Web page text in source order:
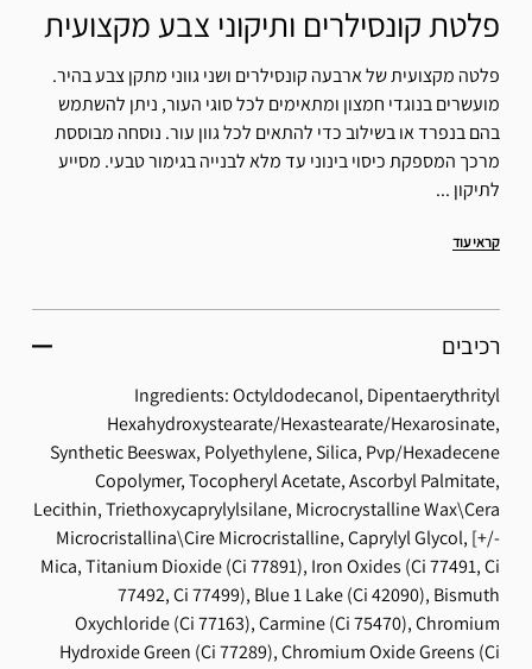
פלטת קונסילרים ותיקוני צבע מקצועית
פלטה מקצועית של ארבעה קונסילרים ושני גווני מתקן צבע בהיר.
מועשרים בנוגדי חמצון ומתאימים לכל סוגי העור, ניתן להשתמש
בהם בנפרד או בשילוב כדי להתאים לכל גוון עור. נוסחה מבוססת
מרכך המספקת כיסוי בינוני עד מלא לבנייה בגימור טבעי. מסייע
לתיקון ...
קראי עוד
רכיבים
Ingredients: Octyldodecanol, Dipentaerythrityl
Hexahydroxystearate/Hexastearate/Hexarosinate,
Synthetic Beeswax, Polyethylene, Silica, Pvp/Hexadecene
Copolymer, Tocopheryl Acetate, Ascorbyl Palmitate,
Lecithin, Triethoxycaprylylsilane, Microcrystalline Wax\Cera
Microcristallina\Cire Microcristalline, Caprylyl Glycol, [+/-
Mica, Titanium Dioxide (Ci 77891), Iron Oxides (Ci 77491, Ci
77492, Ci 77499), Blue 1 Lake (Ci 42090), Bismuth
Oxychloride (Ci 77163), Carmine (Ci 75470), Chromium
Hydroxide Green (Ci 77289), Chromium Oxide Greens (Ci